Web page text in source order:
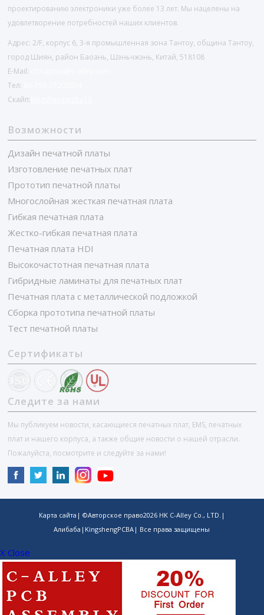
проектированию электроники уже более 13 лет. Мы нацелены на
удовлетворение потребностей наших клиентов.
Адрес: 2/F, корпус 6, 3-я промышленная зона Тантоу, община Тантоу,
город Шиян, район Баоань, Шэньчжэнь, Китай, 518108
E-Mail:
Тел:
Скайп:
Возможности
Дизайн печатной платы
Изготовление печатных плат
Прототип печатной платы
Многослойная жесткая печатная плата
Гибкая печатная плата
Жестко-гибкая печатная плата
Печатная плата HDI
Высокочастотная печатная плата
Гибридные ламинаты для печатных плат
Печатная плата с металлической подложкой
Сборка прототипа печатной платы
Тест печатной платы
Сертификаты
Следите за нами
Мы публикуем новости, касающиеся печатных плат, EMS, печатных
плат и нашего корпуса, а также общие новости о нашей отрасли.
Пожалуйста, посмотрите и следуйте за нами!
Карта сайта | ©Авторское право2026 HK C-Alley Co., LTD. |
Алибаба | KingshengPCBA | Все права защищены
X Close